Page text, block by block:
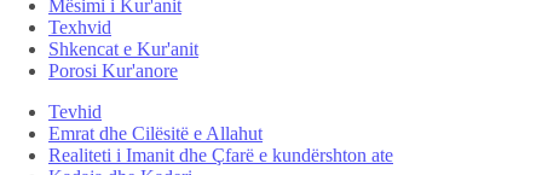
Mësimi i Kur'anit
Texhvid
Shkencat e Kur'anit
Porosi Kur'anore
Tevhid
Emrat dhe Cilësitë e Allahut
Realiteti i Imanit dhe Çfarë e kundërshton ate